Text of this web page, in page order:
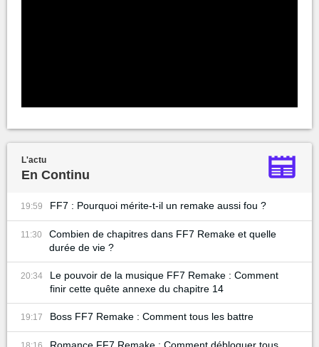
L'actu
En Continu
19:59 FF7 : Pourquoi mérite-t-il un remake aussi fou ?
11:30
Combien de chapitres dans FF7 Remake et quelle
durée de vie ?
20:34
Le pouvoir de la musique FF7 Remake : Comment
finir cette quête annexe du chapitre 14
19:17 Boss FF7 Remake : Comment tous les battre